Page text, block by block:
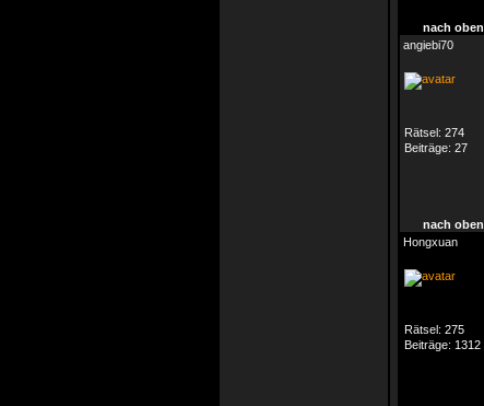
nach oben
angiebi70
Rätsel: 274
Beiträge: 27
nach oben
Hongxuan
Rätsel: 275
Beiträge: 1312